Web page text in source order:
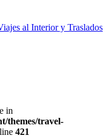
al Interior y Traslados
in
themes/travel-
421